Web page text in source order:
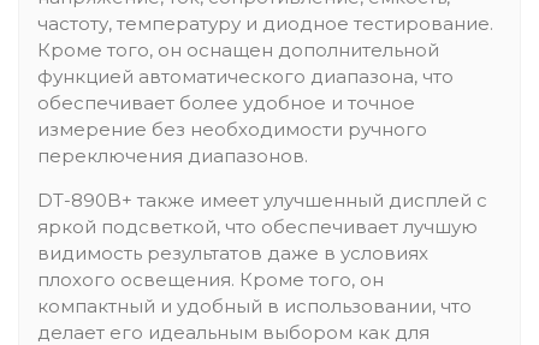
частоту, температуру и диодное тестирование.
Кроме того, он оснащен дополнительной
функцией автоматического диапазона, что
обеспечивает более удобное и точное
измерение без необходимости ручного
переключения диапазонов.
DT-890B+ также имеет улучшенный дисплей с
яркой подсветкой, что обеспечивает лучшую
видимость результатов даже в условиях
плохого освещения. Кроме того, он
компактный и удобный в использовании, что
делает его идеальным выбором как для